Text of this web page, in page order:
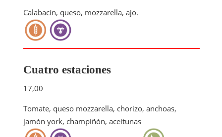
Calabacín, queso, mozzarella, ajo.
Cuatro estaciones
17,00
Tomate, queso mozzarella, chorizo, anchoas,
jamón york, champiñón, aceitunas